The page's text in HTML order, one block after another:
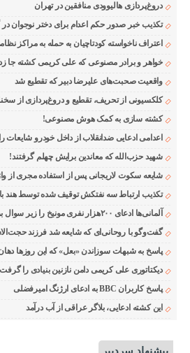
دروغ‌پردازی هالیوودی منافقین در تهران
تکذیب خبر صدور حکم اعدام برای دختر نوجوان
اعتراف ناخواسته کودتاچیان به حمله به مراکز
خواهر و برادر مصنوعی که علی کریمی کشته جا
واقعیت صحبت‌های علیرضا دبیر که تقطیع شد
کلکسیونی از تحریف، تقطیع و دروغ‌پردازی از
کشته سازی به کمک هوش مصنوعی!
اعدامی ادعایی ضدانقلاب از داخل خودرو شایعات
شهید حزب‌الله که معاندین برایش چهلم گرفتند!
شایعه سکوت لاریجانی پس از استفاده مجری از
تکذیب ارتباط سه نفتکش توقیف شده توسط هند با
آلمانی‌ها ادعای ۲۰۰هزار نفری مونیخ را زیر سوال بردند
گفت‌وگو با روحانی‌ای که شایعه شد فرزند
پاسخ به شبهات سوزاندن «بعل» که این روزها
دیکتاتوری علی کریمی دامن نازنین بنیادی را گرفت
پاسخ کاربران BBC به ادعای ارژنگ امیرفضلی
این کشته ادعایی، بلاگر عراقی از آب درآمد